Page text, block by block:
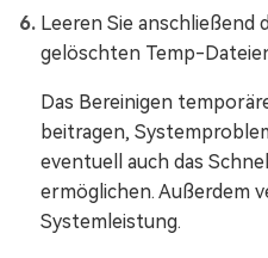
Leeren Sie anschließend
gelöschten Temp-
Das Bereinigen
beitragen,
eventuell auch das
ermöglichen. Außerdem
Systemleistung.